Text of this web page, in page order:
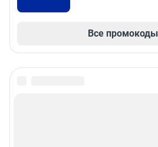
Все промокоды